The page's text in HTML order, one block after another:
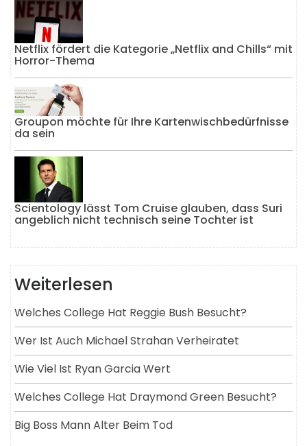
Netflix fördert die Kategorie „Netflix and Chills“ mit
Horror-Thema
Groupon möchte für Ihre Kartenwischbedürfnisse
da sein
Scientology lässt Tom Cruise glauben, dass Suri
angeblich nicht technisch seine Tochter ist
Weiterlesen
Welches College Hat Reggie Bush Besucht?
Wer Ist Auch Michael Strahan Verheiratet
Wie Viel Ist Ryan Garcia Wert
Welches College Hat Draymond Green Besucht?
Big Boss Mann Alter Beim Tod